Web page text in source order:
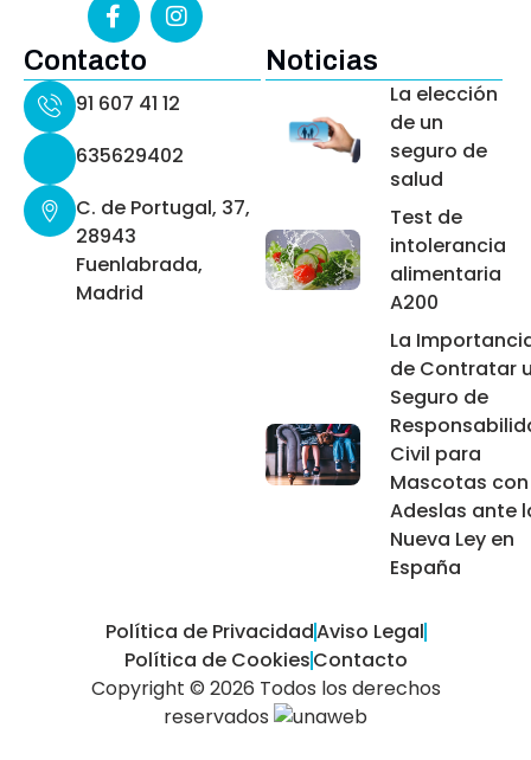
Contacto
91 607 41 12
635629402
C. de Portugal, 37,
28943
Fuenlabrada,
Madrid
Noticias
La elección
de un
seguro de
salud
Test de
intolerancia
alimentaria
A200
La
de Contratar
Seguro de
Civil para
Mascotas con
Adeslas ante
Nueva Ley en
España
Copyright © 2026 Todos los derechos
reservados
Política de PrivacidadAviso Legal
Política de CookiesContacto